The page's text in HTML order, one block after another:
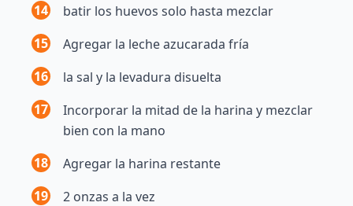
14
batir los huevos solo hasta mezclar
15
Agregar la leche azucarada fría
16
la sal y la levadura disuelta
17
Incorporar la mitad de la harina y mezclar
bien con la mano
18
Agregar la harina restante
19
2 onzas a la vez